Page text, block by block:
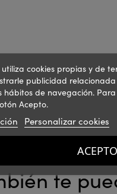
te
utiliza cookies propias y de
publicidad
hábitos de navegación.
Acepto.
Personalizar cookies
ACEPTO